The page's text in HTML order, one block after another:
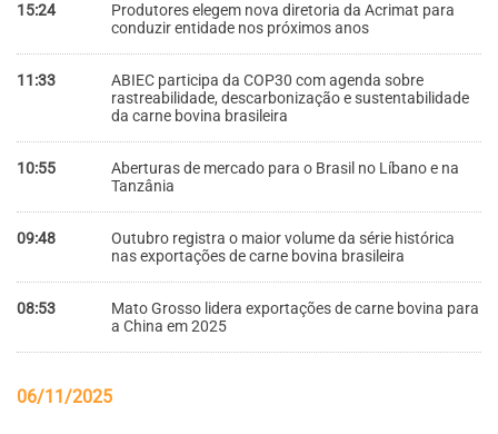
15:24
Produtores elegem nova diretoria da Acrimat para
conduzir entidade nos próximos anos
11:33
ABIEC participa da COP30 com agenda sobre
rastreabilidade, descarbonização e sustentabilidade
da carne bovina brasileira
10:55
Aberturas de mercado para o Brasil no Líbano e na
Tanzânia
09:48
Outubro registra o maior volume da série histórica
nas exportações de carne bovina brasileira
08:53
Mato Grosso lidera exportações de carne bovina para
a China em 2025
06/11/2025